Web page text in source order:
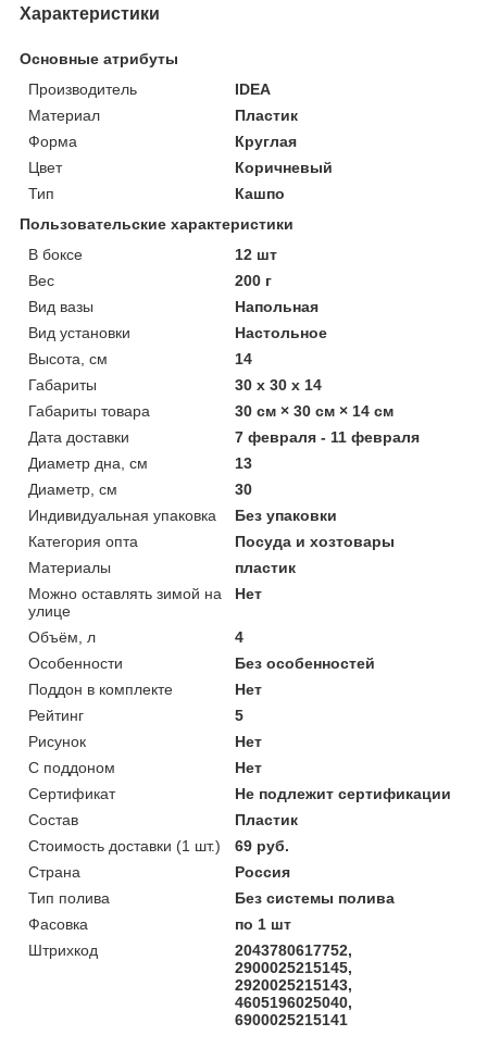
Характеристики
Основные атрибуты
Производитель
IDEA
Материал
Пластик
Форма
Круглая
Цвет
Коричневый
Тип
Кашпо
Пользовательские характеристики
В боксе
12 шт
Вес
200 г
Вид вазы
Напольная
Вид установки
Настольное
Высота, см
14
Габариты
30 x 30 x 14
Габариты товара
30 см × 30 см × 14 см
Дата доставки
7 февраля - 11 февраля
Диаметр дна, см
13
Диаметр, см
30
Индивидуальная упаковка
Без упаковки
Категория опта
Посуда и хозтовары
Материалы
пластик
Можно оставлять зимой на
улице
Нет
Объём, л
4
Особенности
Без особенностей
Поддон в комплекте
Нет
Рейтинг
5
Рисунок
Нет
С поддоном
Нет
Сертификат
Не подлежит сертификации
Состав
Пластик
Стоимость доставки (1 шт.)
69 руб.
Страна
Россия
Тип полива
Без системы полива
Фасовка
по 1 шт
Штрихкод
2043780617752,
2900025215145,
2920025215143,
4605196025040,
6900025215141